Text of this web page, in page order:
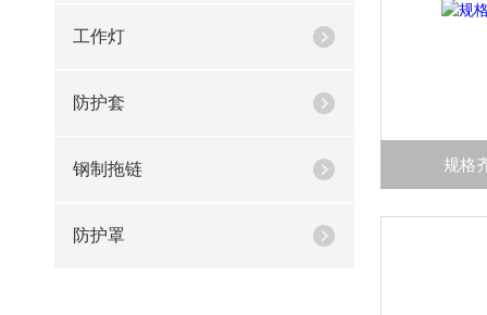
工作灯
防护套
钢制拖链
防护罩
规格